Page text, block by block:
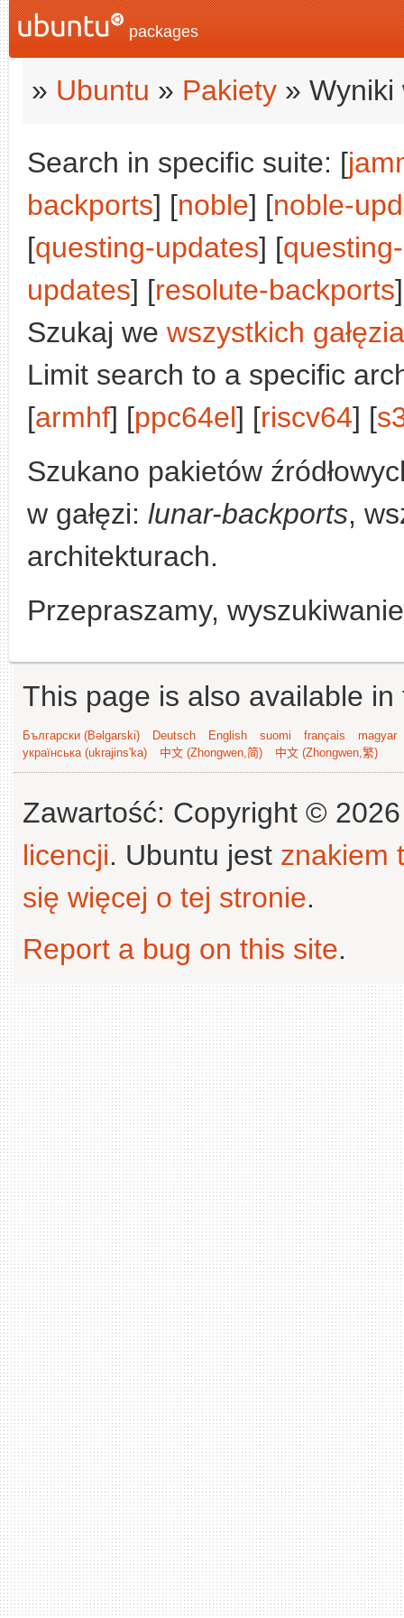
packages
» Ubuntu » Pakiety » Wyniki
Search in specific suite: [
backports] [noble] [noble-
[questing-updates] [
updates] [resolute-backports
Szukaj we wszystkich
Limit search to a specific
[armhf] [ppc64el] [riscv64] [
Szukano pakietów
w gałęzi: lunar-backports,
architekturach.
Przepraszamy,
This page is also available
Български (Bəlgarski) Deutsch English suomi français
magyar
українська (ukrajins'ka)
中文 (Zhongwen,简) 中文 (Zhongwen,繁)
Zawartość: Copyright ©
licencji. Ubuntu jest znakiem
się więcej o tej stronie.
Report a bug on this site.